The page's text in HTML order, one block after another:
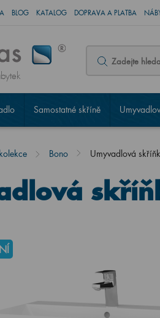
BLOG KATALOG DOPRAVA A PLATBA
Samostatné skříně
Bono Umyvadlová